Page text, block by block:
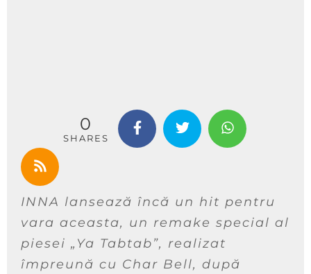
0
SHARES
INNA lansează încă un hit pentru
vara aceasta, un remake special al
piesei „Ya Tabtab”, realizat
împreună cu Char Bell, după